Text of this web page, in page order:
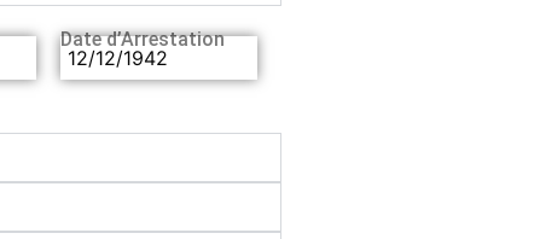
Date d’Arrestation
12/12/1942